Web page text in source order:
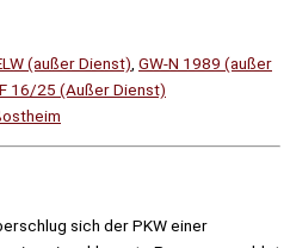
(außer Dienst) GW-N 1989 (außer
16/25 (Außer Dienst)
sich der PKW einer